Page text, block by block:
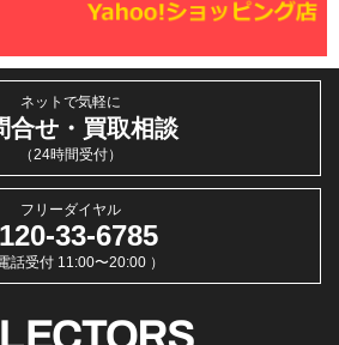
ネットで気軽に
合せ・買取相談
（24時間受付）
フリーダイヤル
33-6785
電話受付 11:00〜20:00 ）